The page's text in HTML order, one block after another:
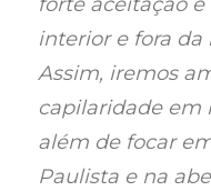
interior e fora
Assim, iremos
capilaridade em
além de focar
Paulista e na